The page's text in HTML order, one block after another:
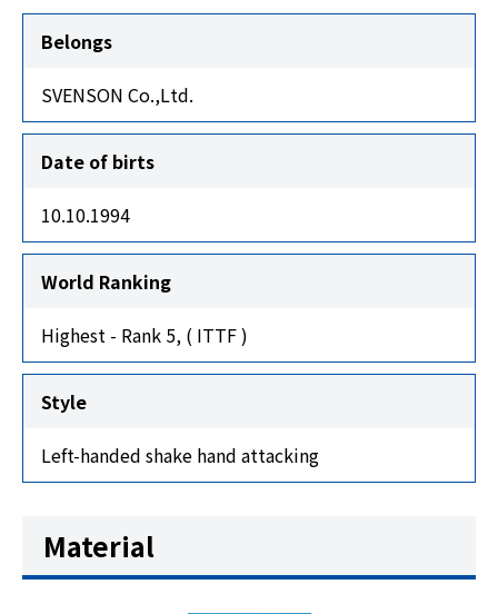
Belongs
SVENSON Co.,Ltd.
Date of birts
10.10.1994
World Ranking
Highest - Rank 5, ( ITTF )
Style
Left-handed shake hand attacking
Material